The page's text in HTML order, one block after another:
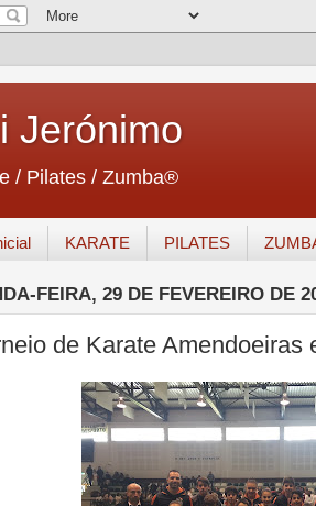
Jerónimo
/ Pilates / Zumba®
KARATE PILATES
FEIRA, 29 DE FEVEREIRO DE
de Karate Amendoeiras